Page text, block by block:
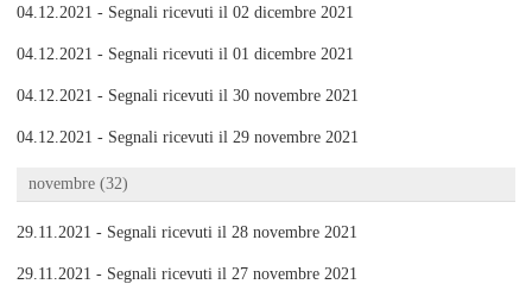
04.12.2021 - Segnali ricevuti il 02 dicembre 2021
04.12.2021 - Segnali ricevuti il 01 dicembre 2021
04.12.2021 - Segnali ricevuti il 30 novembre 2021
04.12.2021 - Segnali ricevuti il 29 novembre 2021
novembre (32)
29.11.2021 - Segnali ricevuti il 28 novembre 2021
29.11.2021 - Segnali ricevuti il 27 novembre 2021